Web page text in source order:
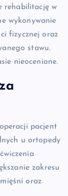
rehabilitację w
wykonywanie
fizycznej oraz
stawu.
nieocenione.
pacjent
u ortopedy
zakresu
oraz